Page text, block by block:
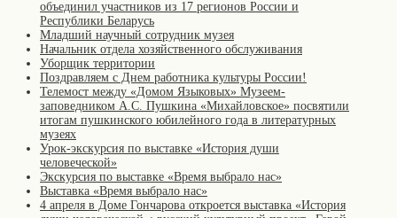
объединил участников из 17 регионов России и
Республики Беларусь
Младший научный сотрудник музея
Начальник отдела хозяйственного обслуживания
Уборщик территории
Поздравляем с Днем работника культуры России!
Телемост между «Домом Языковых» Музеем-
заповедником А.С. Пушкина «Михайловское» посвятили
итогам пушкинского юбилейного года в литературных
музеях
Урок-экскурсия по выставке «История души
человеческой»
Экскурсия по выставке «Время выбрало нас»
Выставка «Время выбрало нас»
4 апреля в Доме Гончарова откроется выставка «История